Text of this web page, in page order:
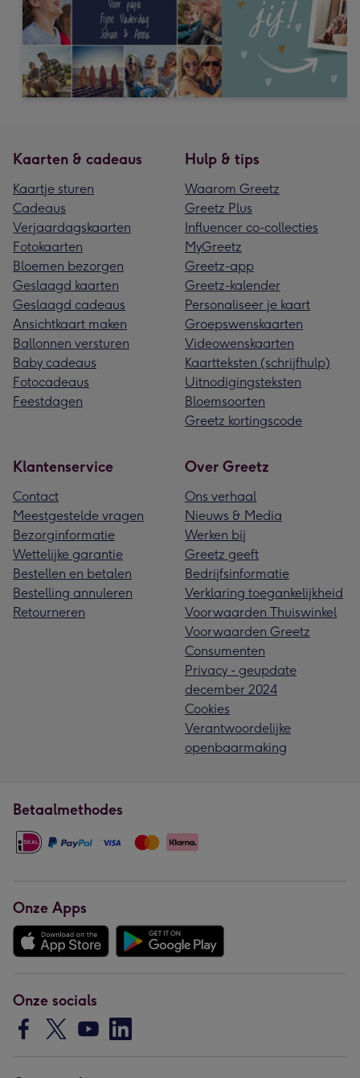
Kaarten & cadeaus
Kaartje sturen
Cadeaus
Verjaardagskaarten
Fotokaarten
Bloemen bezorgen
Geslaagd kaarten
Geslaagd cadeaus
Ansichtkaart maken
Ballonnen versturen
Baby cadeaus
Fotocadeaus
Feestdagen
Hulp & tips
Waarom Greetz
Greetz Plus
Influencer co-collecties
MyGreetz
Greetz-app
Greetz-kalender
Personaliseer je kaart
Groepswenskaarten
Videowenskaarten
Kaartteksten (schrijfhulp)
Uitnodigingsteksten
Bloemsoorten
Greetz kortingscode
Klantenservice
Contact
Meestgestelde vragen
Bezorginformatie
Wettelijke garantie
Bestellen en betalen
Bestelling annuleren
Retourneren
Over Greetz
Ons verhaal
Nieuws & Media
Werken bij
Greetz geeft
Bedrijfsinformatie
Verklaring toegankelijkheid
Voorwaarden Thuiswinkel
Voorwaarden Greetz
Consumenten
Privacy - geupdate
december 2024
Cookies
Verantwoordelijke
openbaarmaking
Betaalmethodes
Onze Apps
Onze socials